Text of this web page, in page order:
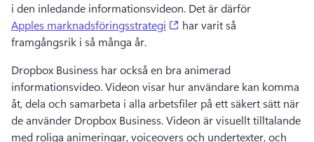
i den inledande informationsvideon. Det är därför
Apples marknadsföringsstrategi
(opens in a new tab)
har varit så
framgångsrik i så många år.
Dropbox Business har också en bra animerad
informationsvideo. Videon visar hur användare kan komma
åt, dela och samarbeta i alla arbetsfiler på ett säkert sätt när
de använder Dropbox Business. Videon är visuellt tilltalande
med roliga animeringar, voiceovers och undertexter, och